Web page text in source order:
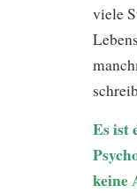
viele
Es ist
keine